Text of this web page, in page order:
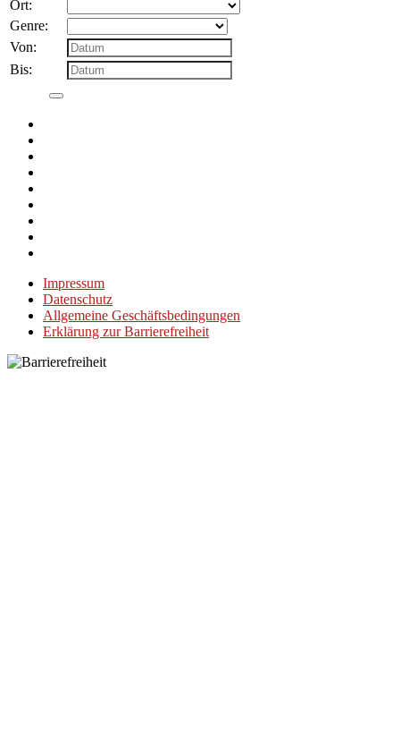
Ort:
Genre:
Von:
Bis:
Impressum
Datenschutz
Allgemeine Geschäftsbedingungen
Erklärung zur Barrierefreiheit